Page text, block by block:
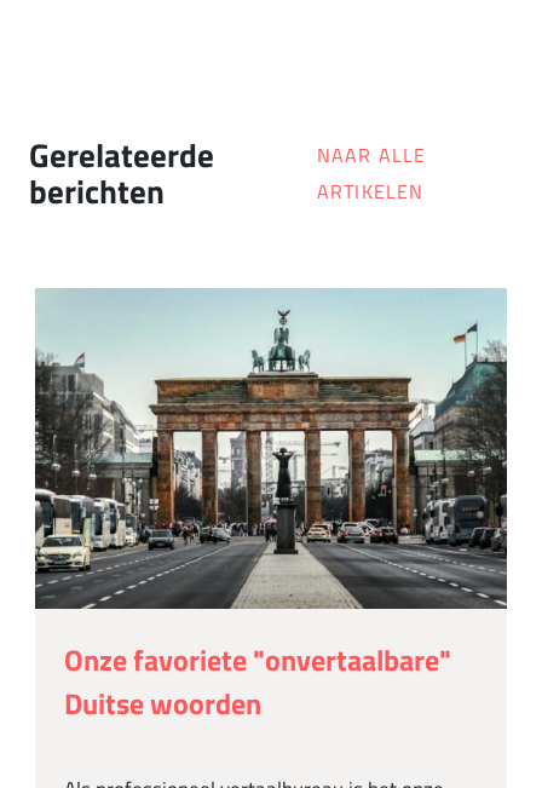
Gerelateerde
berichten
NAAR ALLE
ARTIKELEN
Onze favoriete "onvertaalbare"
Duitse woorden